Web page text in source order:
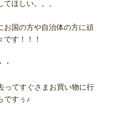
ほしい。。。
お国の方や自治体の方に頑
す！！！
ってすぐさまお買い物に行
ですぅ♪